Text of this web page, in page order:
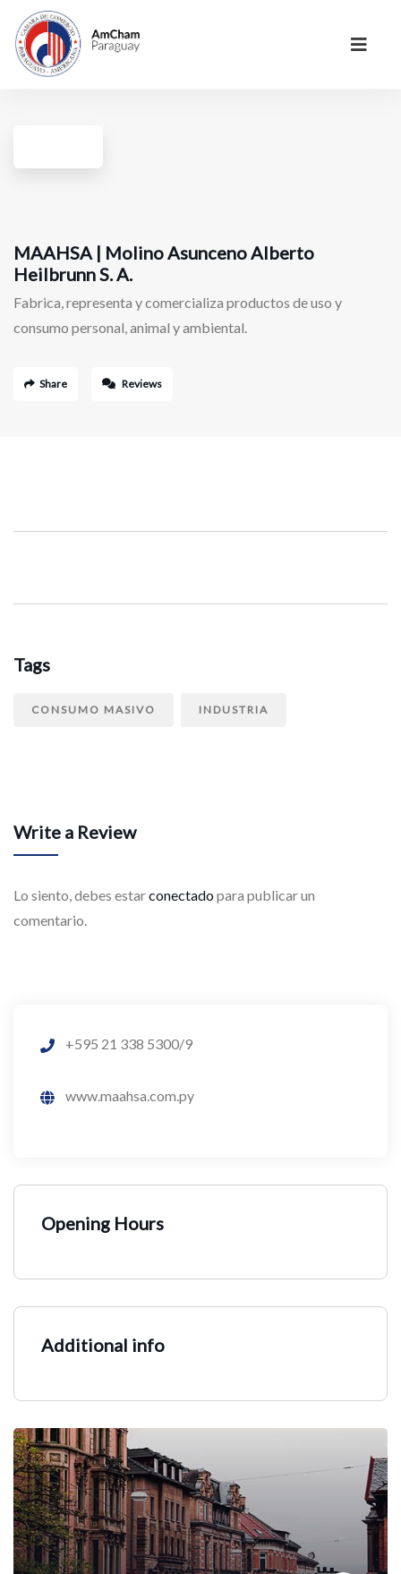
MAAHSA | Molino Asunceno Alberto
Heilbrunn S. A.
Fabrica, representa y comercializa productos de uso y
consumo personal, animal y ambiental.
Share Reviews
Tags
CONSUMO MASIVO INDUSTRIA
Write a Review
Lo siento, debes estarconectadopara publicar un
comentario.
+595 21 338 5300/9
www.maahsa.com.py
Opening Hours
Additional info